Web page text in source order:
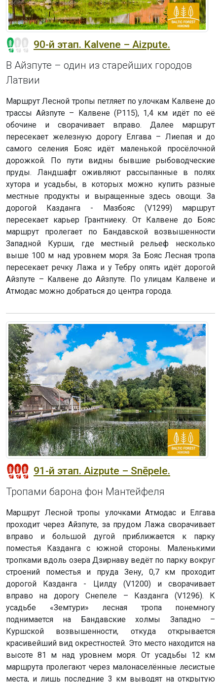
90-й этап. Kalvene – Aizpute.
В Айзпуте – один из старейших городов
Латвии
Маршрут Лесной тропы петляет по улочкам Калвене до
трассы Айзпуте – Kaлвене (P115), 1,4 км идёт по её
обочине и сворачивает вправо. Далее маршрут
пересекает железную дорогу Елгава – Лиепая и до
самого селения Бояс идёт маленькой просёлочной
дорожкой. По пути видны бывшие рыбоводческие
пруды. Ландшафт оживляют рассыпанные в полях
хутора и усадьбы, в которых можно купить разные
местные продукты и выращенные здесь овощи. За
дорогой Казданга - Мазбояс (V1299) маршрут
пересекает карьер Грантниеку. От Калвене до Бояс
маршрут пролегает по Бандавской возвышенности
Западной Курши, где местный рельеф несколько
выше 100 м над уровнем моря. За Бояс Лесная тропа
пересекает речку Лажа и у Тебру опять идёт дорогой
Айзпуте – Kaлвене до Айзпуте. По улицам Kaлвене и
Атмодас можно добраться до центра города.
91-й этап. Aizpute – Snēpele.
Тропами барона фон Мантейфеля
Маршрут Лесной тропы улочками Атмодас и Елгава
проходит через Айзпуте, за прудом Лажа сворачивает
вправо и большой дугой приближается к парку
поместья Казданга с южной стороны. Маленькими
тропками вдоль озера Дзирнаву ведёт по парку вокруг
строений поместья и пруда Зену, 0,7 км проходит
дорогой Казданга - Цилду (V1200) и сворачивает
вправо на дорогу Снепеле – Казданга (V1296). К
усадьбе «Земтури» лесная тропа понемногу
поднимается на Бандавские холмы Западно –
Куршской возвышенности, откуда открывается
красивейший вид окрестностей. Это место находится на
высоте 81 м над уровнем моря. От усадьбы 12 км
маршрута пролегают через малонаселённые лесистые
места, и лишь последние 3 км выводят на открытую